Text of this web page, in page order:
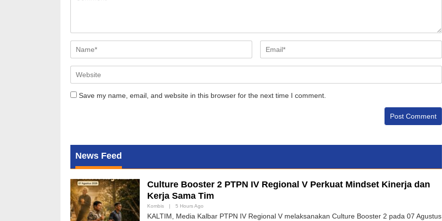
Save my name, email, and website in this browser for the next time I comment.
News Feed
Culture Booster 2 PTPN IV Regional V Perkuat Mindset Kinerja dan
Kerja Sama Tim
Kombis 5 Hours Ago
KALTIM, Media Kalbar PTPN IV Regional V melaksanakan Culture Booster 2 pada 07 Agustus